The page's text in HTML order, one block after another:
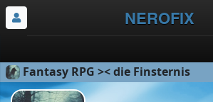
NEROFIX
Fantasy RPG >< die Finsternis